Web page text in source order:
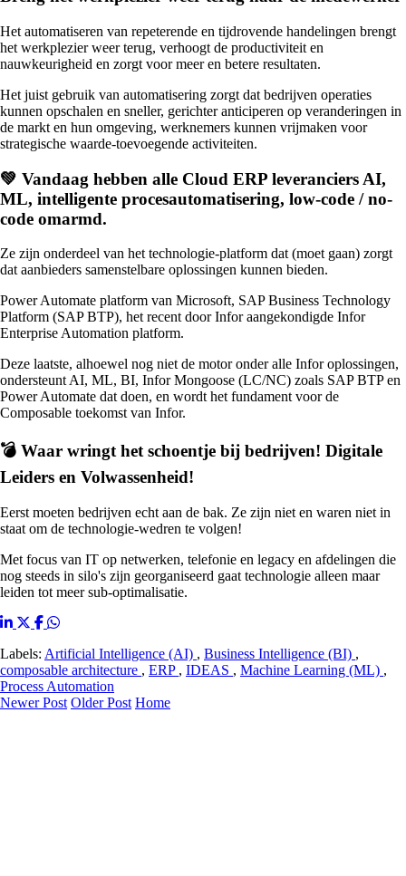
Het automatiseren van repeterende en tijdrovende handelingen brengt
het werkplezier weer terug, verhoogt de productiviteit en
nauwkeurigheid en zorgt voor meer en betere resultaten.
Het juist gebruik van automatisering zorgt dat bedrijven operaties
kunnen opschalen en sneller, gerichter anticiperen op veranderingen in
de markt en hun omgeving, werknemers kunnen vrijmaken voor
strategische waarde-toevoegende activiteiten.
💚 Vandaag hebben alle Cloud ERP leveranciers AI,
ML, intelligente procesautomatisering, low-code / no-
code omarmd.
Ze zijn onderdeel van het technologie-platform dat (moet gaan) zorgt
dat aanbieders samenstelbare oplossingen kunnen bieden.
Power Automate platform van Microsoft, SAP Business Technology
Platform (SAP BTP), het recent door Infor aangekondigde Infor
Enterprise Automation platform.
Deze laatste, alhoewel nog niet de motor onder alle Infor oplossingen,
ondersteunt AI, ML, BI, Infor Mongoose (LC/NC) zoals SAP BTP en
Power Automate dat doen, en wordt het fundament voor de
Composable toekomst van Infor.
💣 Waar wringt het schoentje bij bedrijven! Digitale
Leiders en Volwassenheid!
Eerst moeten bedrijven echt aan de bak. Ze zijn niet en waren niet in
staat om de technologie-wedren te volgen!
Met focus van IT op netwerken, telefonie en legacy en afdelingen die
nog steeds in silo's zijn georganiseerd gaat technologie alleen maar
leiden tot meer sub-optimalisatie.
Labels: Artificial Intelligence (AI) , Business Intelligence (BI) ,
composable architecture , ERP , IDEAS , Machine Learning (ML) ,
Process Automation
Newer Post Older Post Home